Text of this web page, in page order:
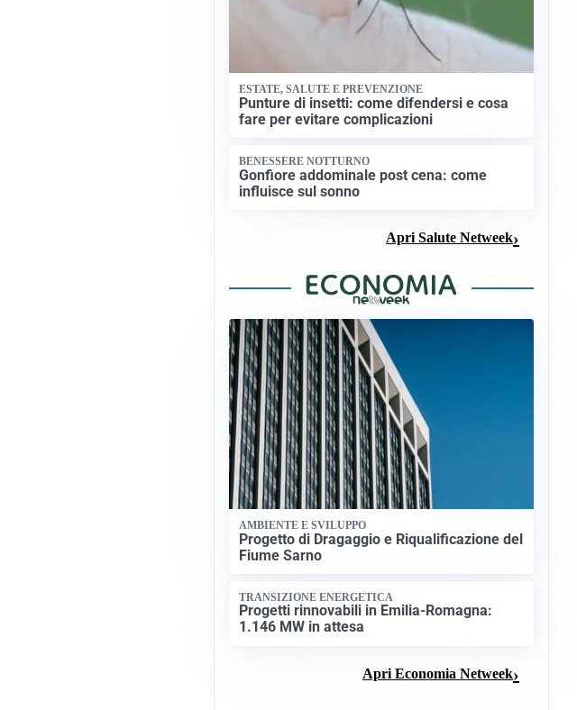
ESTATE, SALUTE E PREVENZIONE
Punture di insetti: come difendersi e cosa
fare per evitare complicazioni
BENESSERE NOTTURNO
Gonfiore addominale post cena: come
influisce sul sonno
Apri Salute Netweek
AMBIENTE E SVILUPPO
Progetto di Dragaggio e Riqualificazione del
Fiume Sarno
TRANSIZIONE ENERGETICA
Progetti rinnovabili in Emilia-Romagna:
1.146 MW in attesa
Apri Economia Netweek